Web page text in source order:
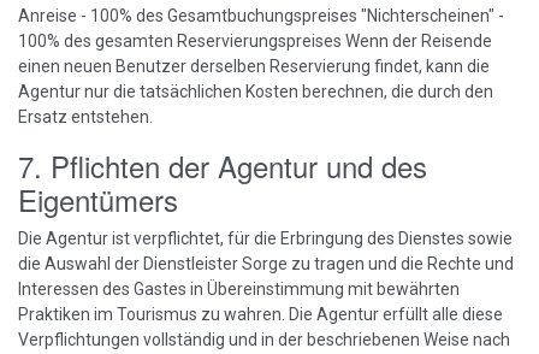
Anreise - 100% des Gesamtbuchungspreises "Nichterscheinen" -
100% des gesamten Reservierungspreises Wenn der Reisende
einen neuen Benutzer derselben Reservierung findet, kann die
Agentur nur die tatsächlichen Kosten berechnen, die durch den
Ersatz entstehen.
7. Pflichten der Agentur und des
Eigentümers
Die Agentur ist verpflichtet, für die Erbringung des Dienstes sowie
die Auswahl der Dienstleister Sorge zu tragen und die Rechte und
Interessen des Gastes in Übereinstimmung mit bewährten
Praktiken im Tourismus zu wahren. Die Agentur erfüllt alle diese
Verpflichtungen vollständig und in der beschriebenen Weise nach